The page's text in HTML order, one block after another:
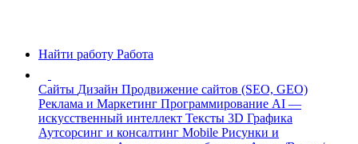
Найти работу Работа
Сайты Дизайн Продвижение сайтов (SEO, GEO)
Реклама и Маркетинг Программирование AI —
искусственный интеллект Тексты 3D Графика
Аутсорсинг и консалтинг Mobile Рисунки и